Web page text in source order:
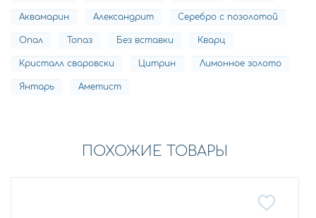
Аквамарин Александрит Серебро с позолотой
Опал Топаз Без вставки Кварц
Кристалл сваровски Цитрин Лимонное золото
Янтарь Аметист
ПОХОЖИЕ ТОВАРЫ